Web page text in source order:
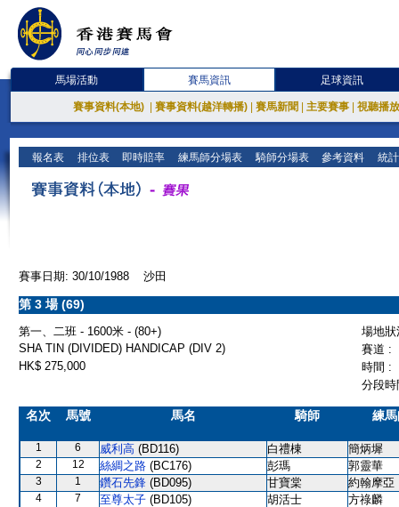
馬場活動 賽馬資訊 足球資訊
賽事資料(本地) 賽事資料(越洋轉播) 賽馬新聞 主要賽事 視聽播
報名表 排位表 即時賠率 練馬師分場表 騎師分場表 參考資料 統
賽事日期: 30/10/1988 沙田
第 3 場 (69)
第一、二班 - 1600米 - (80+)
場地
SHA TIN (DIVIDED) HANDICAP (DIV 2)
賽道 :
HK$ 275,000
時間 :
分段
名次 馬號 馬名 騎師 練
1 6 威利高 (BD116) 白禮棟 簡炳墀
2 12 絲綢之路 (BC176) 彭瑪 郭靈華
3 1 鑽石先鋒 (BD095) 甘寶棠 約翰摩亞
4 7 至尊太子 (BD105) 胡活士 方祿麟